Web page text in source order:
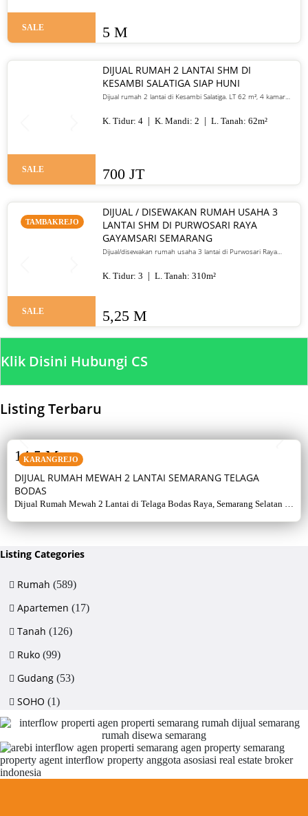
SALE 5 M
SALE
DIJUAL RUMAH 2 LANTAI SHM DI
KESAMBI SALATIGA SIAP HUNI
Dijual rumah 2 lantai di Kesambi Salatiga. LT 62 m², 4 kamar
K. Tidur: 4 K. Mandi: 2 L. Tanah: 62m²
700 JT
TAMBAKREJO
SALE
DIJUAL / DISEWAKAN RUMAH USAHA 3
LANTAI SHM DI PURWOSARI RAYA
GAYAMSARI SEMARANG
Dijual/disewakan rumah usaha 3 lantai di Purwosari Raya
utama. Jual 5,25 M / sewa 135 juta per tahun.
K. Tidur: 3 L. Tanah: 310m²
5,25 M
Klik Disini Hubungi CS
Listing Terbaru
KARANGREJO
DIJUAL RUMAH MEWAH 2 LANTAI SEMARANG TELAGA
BODAS
Dijual Rumah Mewah 2 Lantai di Telaga Bodas Raya, Semarang Selatan –
listrik 5500 watt, air artetis. Lingkungan asri & strategis.
14,5 M
Listing Categories
Rumah (589)
Apartemen (17)
Tanah (126)
Ruko (99)
Gudang (53)
SOHO (1)